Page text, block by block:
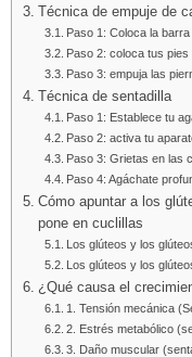
Técnica de empuje de
Paso 1: Coloca la
Paso 2: coloca tus
Paso 3: empuja las
Técnica de sentadilla
Paso 1: Establece tu
Paso 2: activa tu
Paso 3: Grietas en las
Paso 4: Agáchate
Cómo apuntar a los
pone en cuclillas
Los glúteos y los
Los glúteos y los
¿Qué causa el
1. Tensión mecánica
2. Estrés metabólico
3. Daño muscular